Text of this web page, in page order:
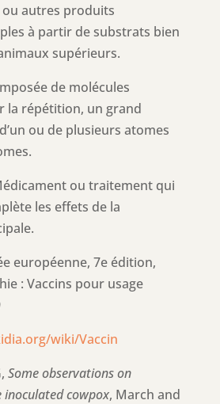
autres produits
à partir de substrats bien
supérieurs.
de molécules
la répétition, un grand
ou de plusieurs atomes
ou traitement qui
les effets de la
européenne, 7e édition,
: Vaccins pour usage
wiki/Vaccin
Some observations on
cowpox, March and